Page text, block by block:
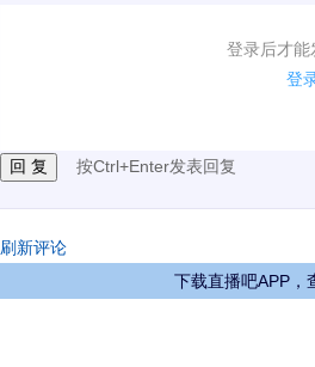
登录后才能
登
1.电脑端新用户可以发表评论了！
按Ctrl+Enter发表回复
刷新评论
下载直播吧APP，